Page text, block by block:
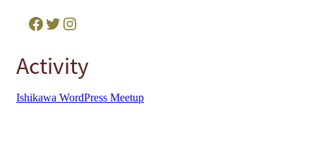
Facebook Twitter Instagram
Activity
Ishikawa WordPress Meetup